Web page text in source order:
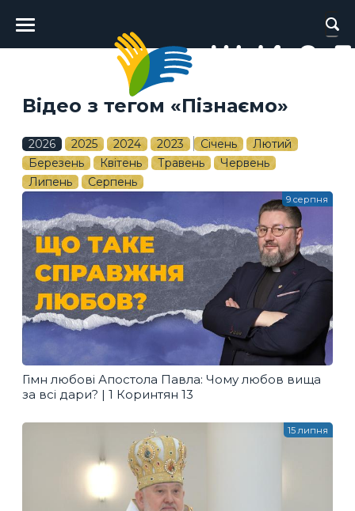
Головне
меню
Відео з тегом «Пізнаємо»
2026 2025 2024 2023 Січень
Лютий
Березень
Квітень Травень
Червень
Липень
Серпень
Гімн любові Апостола Павла: Чому любов вища
за всі дари? | 1 Коринтян 13
9 серпня
15 липня